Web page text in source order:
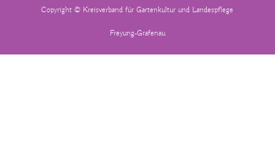
Copyright © Kreisverband für Gartenkultur und Landespflege
Freyung-Grafenau